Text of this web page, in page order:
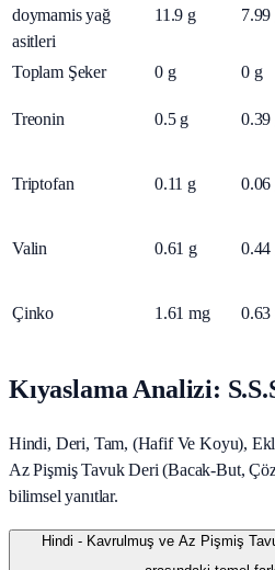
doymamis yağ
asitleri
11.9 g 7.99
Toplam Şeker 0 g 0 g
Treonin 0.5 g 0.39
Triptofan 0.11 g 0.06
Valin 0.61 g 0.44
Çinko 1.61 mg 0.63
Kıyaslama Analizi:
Hindi, Deri, Tam, (Hafif Ve Koyu),
Az Pişmiş Tavuk Deri (Bacak‑But,
bilimsel yanıtlar.
Hindi - Kavrulmuş ve Az Pişmiş